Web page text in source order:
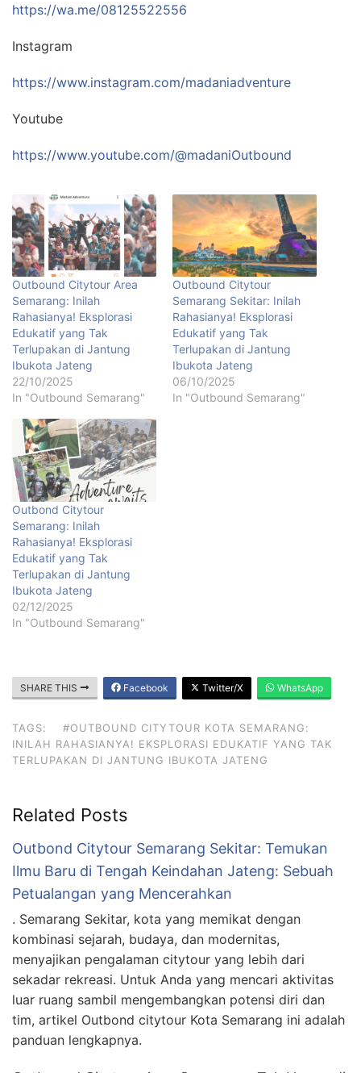
https://wa.me/08125522556
Instagram
https://www.instagram.com/madaniadventure
Youtube
https://www.youtube.com/@madaniOutbound
Outbound Citytour Area
Semarang: Inilah
Rahasianya! Eksplorasi
Edukatif yang Tak
Terlupakan di Jantung
Ibukota Jateng
22/10/2025
In "Outbound Semarang"
Outbound Citytour
Semarang Sekitar: Inilah
Rahasianya! Eksplorasi
Edukatif yang Tak
Terlupakan di Jantung
Ibukota Jateng
06/10/2025
In "Outbound Semarang"
Outbond Citytour
Semarang: Inilah
Rahasianya! Eksplorasi
Edukatif yang Tak
Terlupakan di Jantung
Ibukota Jateng
02/12/2025
In "Outbound Semarang"
SHARE THIS Facebook Twitter/X WhatsApp
TAGS:
#OUTBOUND CITYTOUR KOTA SEMARANG:
INILAH RAHASIANYA! EKSPLORASI EDUKATIF YANG TAK
TERLUPAKAN DI JANTUNG IBUKOTA JATENG
Related Posts
Outbond Citytour Semarang Sekitar: Temukan
Ilmu Baru di Tengah Keindahan Jateng: Sebuah
Petualangan yang Mencerahkan
. Semarang Sekitar, kota yang memikat dengan
kombinasi sejarah, budaya, dan modernitas,
menyajikan pengalaman citytour yang lebih dari
sekadar rekreasi. Untuk Anda yang mencari aktivitas
luar ruang sambil mengembangkan potensi diri dan
tim, artikel Outbond citytour Kota Semarang ini adalah
panduan lengkapnya.